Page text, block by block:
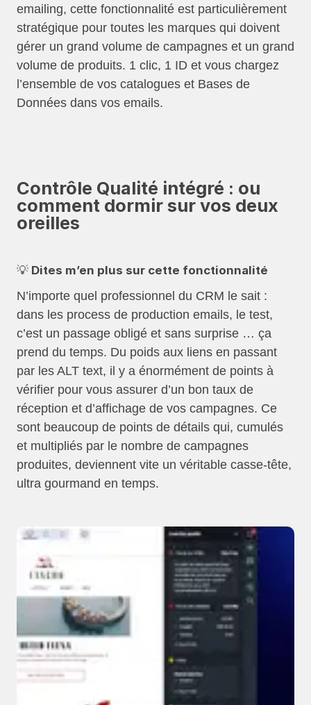
emailing, cette fonctionnalité est particulièrement
stratégique pour toutes les marques qui doivent
gérer un grand volume de campagnes et un grand
volume de produits. 1 clic, 1 ID et vous chargez
l’ensemble de vos catalogues et Bases de
Données dans vos emails.
Contrôle Qualité intégré : ou
comment dormir sur vos deux
oreilles
💡 Dites m’en plus sur cette fonctionnalité
N’importe quel professionnel du CRM le sait :
dans les process de production emails, le test,
c’est un passage obligé et sans surprise … ça
prend du temps. Du poids aux liens en passant
par les ALT text, il y a énormément de points à
vérifier pour vous assurer d’un bon taux de
réception et d’affichage de vos campagnes. Ce
sont beaucoup de points de détails qui, cumulés
et multipliés par le nombre de campagnes
produites, deviennent vite un véritable casse-tête,
ultra gourmand en temps.